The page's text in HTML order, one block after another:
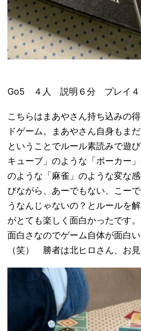
Go5 ４人 説明６分 プレイ４
こちらはまあやさん持ち込みの
ドゲーム。まあやさん自身もま
ということでルール素読みで遊
キューブ」のような「ポーカー」
のような「麻雀」のような変な
びながら、あーでもない、こー
うなんじゃないの？とルールを
がとても楽しく面白かったです
面白さなのでゲーム自体が面白
（笑） 勝者は北ヒロさん、お見